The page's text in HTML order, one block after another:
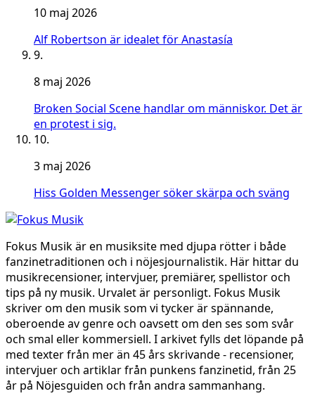
10 maj 2026
Alf Robertson är idealet för Anastasía
9.
8 maj 2026
Broken Social Scene handlar om människor. Det är
en protest i sig.
10.
3 maj 2026
Hiss Golden Messenger söker skärpa och sväng
Fokus Musik är en musiksite med djupa rötter i både
fanzinetraditionen och i nöjesjournalistik. Här hittar du
musikrecensioner, intervjuer, premiärer, spellistor och
tips på ny musik. Urvalet är personligt. Fokus Musik
skriver om den musik som vi tycker är spännande,
oberoende av genre och oavsett om den ses som svår
och smal eller kommersiell. I arkivet fylls det löpande på
med texter från mer än 45 års skrivande - recensioner,
intervjuer och artiklar från punkens fanzinetid, från 25
år på Nöjesguiden och från andra sammanhang.